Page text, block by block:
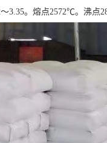
3.35。熔点2572℃。沸点